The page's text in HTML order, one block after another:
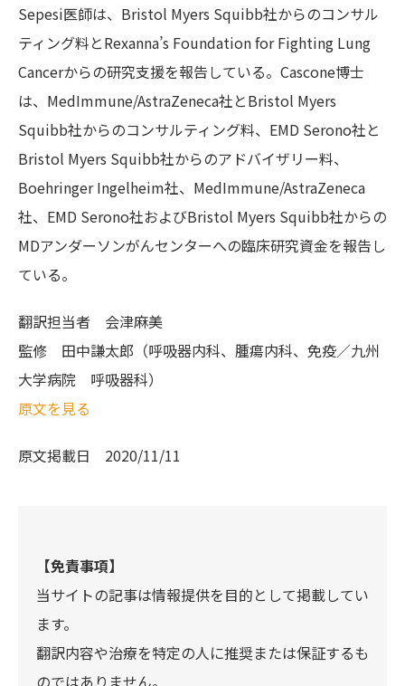
Sepesi医師は、Bristol Myers Squibb社からのコンサル
ティング料とRexanna’s Foundation for Fighting Lung
Cancerからの研究支援を報告している。Cascone博士
は、MedImmune/AstraZeneca社とBristol Myers
Squibb社からのコンサルティング料、EMD Serono社と
Bristol Myers Squibb社からのアドバイザリー料、
Boehringer Ingelheim社、MedImmune/AstraZeneca
社、EMD Serono社およびBristol Myers Squibb社からの
MDアンダーソンがんセンターへの臨床研究資金を報告し
ている。
翻訳担当者 会津麻美
監修 田中謙太郎（呼吸器内科、腫瘍内科、免疫／九州
大学病院 呼吸器科）
原文を見る
原文掲載日 2020/11/11
【免責事項】
当サイトの記事は情報提供を目的として掲載してい
ます。
翻訳内容や治療を特定の人に推奨または保証するも
のではありません。